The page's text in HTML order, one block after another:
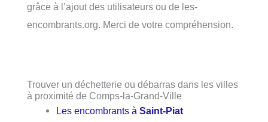
grâce à l’ajout des utilisateurs ou de les-
encombrants.org. Merci de votre compréhension.
Trouver un déchetterie ou débarras dans les villes
à proximité de Comps-la-Grand-Ville
Les encombrants àSaint-Piat